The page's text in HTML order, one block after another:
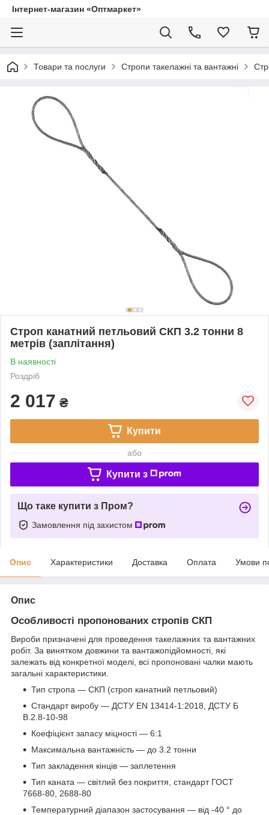
Інтернет-магазин «Оптмаркет»
Товари та послуги Стропи такелажні та вантажні
Строп канатний петльовий СКП 3.2 тонни 8
метрів (заплітання)
В наявності
Роздріб
2 017 ₴
Купити
або
Купити з
Що таке купити з Пром?
Замовлення під захистом
Опис Характеристики Доставка Оплата Умови
Опис
Особливості пропонованих стропів СКП
Вироби призначені для проведення такелажних та вантажних
робіт. За винятком довжини та вантажопідйомності, які
залежать від конкретної моделі, всі пропоновані чалки мають
загальні характеристики.
Тип стропа — СКП (строп канатний петльовий)
Стандарт виробу — ДСТУ EN 13414-1:2018, ДСТУ Б
В.2.8-10-98
Коефіцієнт запасу міцності — 6:1
Максимальна вантажність — до 3.2 тонни
Тип закладення кінців — заплетення
Тип каната — світлий без покриття, стандарт ГОСТ
7668-80, 2688-80
Температурний діапазон застосування — від -40 ° до